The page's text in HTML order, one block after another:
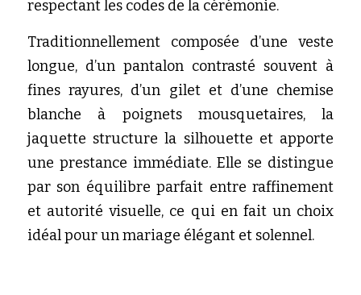
respectant les codes de la cérémonie.
Traditionnellement composée d’une veste
longue, d’un pantalon contrasté souvent à
fines rayures, d’un gilet et d’une chemise
blanche à poignets mousquetaires, la
jaquette structure la silhouette et apporte
une prestance immédiate. Elle se distingue
par son équilibre parfait entre raffinement
et autorité visuelle, ce qui en fait un choix
idéal pour un mariage élégant et solennel.